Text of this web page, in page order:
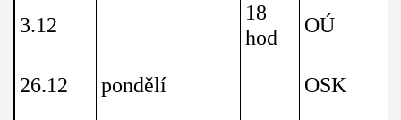
3.12
18
hod
OÚ
26.12 pondělí OSK